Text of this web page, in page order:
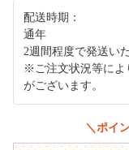
配送時期：
通年
2週間程度で発送い
※ご注文状況等によ
がございます。
＼ポイ